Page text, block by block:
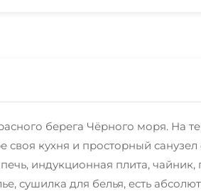
берега Чёрного моря. На
кухня и просторный
индукционная плита,
сушилка для белья, есть